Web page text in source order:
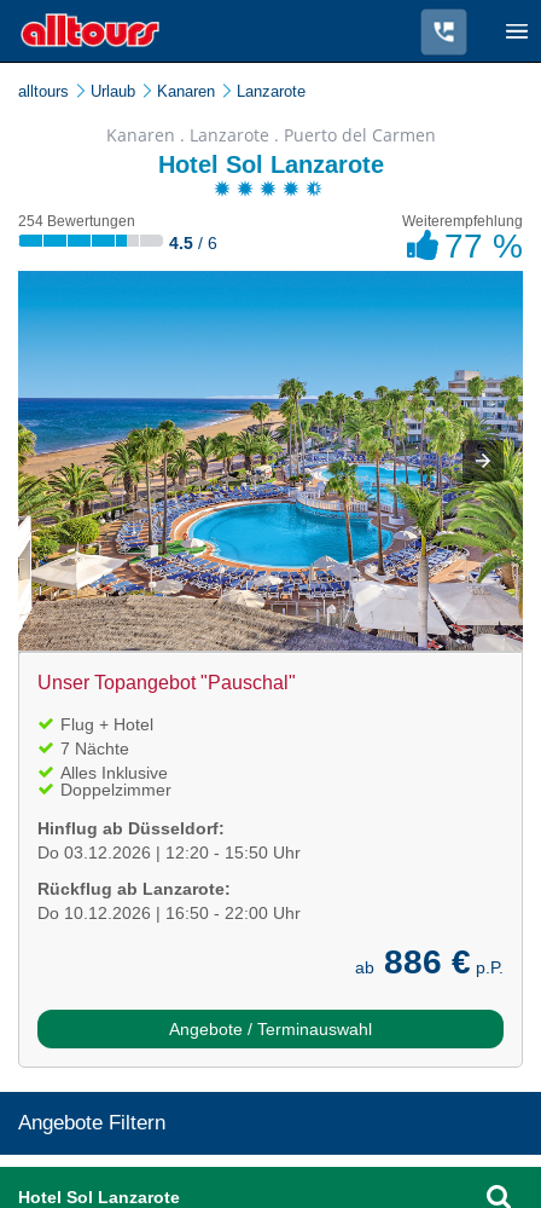
alltours Urlaub Kanaren Lanzarote
Kanaren . Lanzarote . Puerto del Carmen
Hotel Sol Lanzarote
254 Bewertungen
4.5 / 6
Weiterempfehlung
77 %
Unser Topangebot "Pauschal"
Flug + Hotel
7 Nächte
Alles Inklusive
Doppelzimmer
Hinflug ab Düsseldorf:
Do 03.12.2026 | 12:20 - 15:50 Uhr
Rückflug ab Lanzarote:
Do 10.12.2026 | 16:50 - 22:00 Uhr
ab 886 € p.P.
Angebote / Terminauswahl
Angebote Filtern
Hotel Sol Lanzarote